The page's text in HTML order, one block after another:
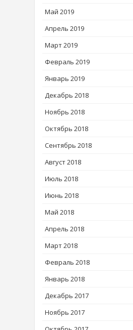
Май 2019
Апрель 2019
Март 2019
Февраль 2019
Январь 2019
Декабрь 2018
Ноябрь 2018
Октябрь 2018
Сентябрь 2018
Август 2018
Июль 2018
Июнь 2018
Май 2018
Апрель 2018
Март 2018
Февраль 2018
Январь 2018
Декабрь 2017
Ноябрь 2017